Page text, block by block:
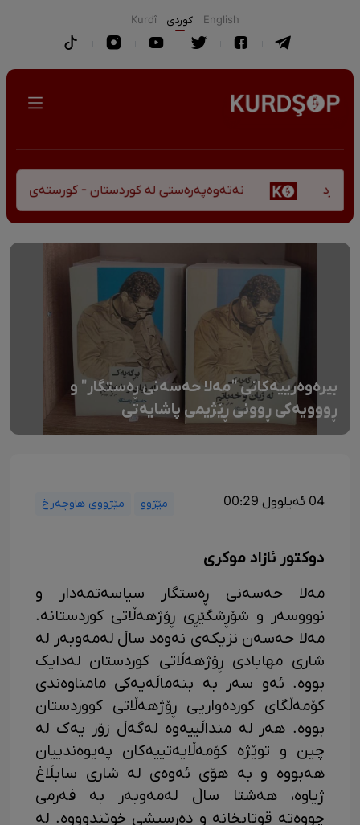
English كوردی Kurdî
نەتەوەپەرەستی لە کوردستان - کورستەی
بیرەوەرییەکانی "مەلا حەسەنی ڕەستگار" و
ڕووویەکی ڕوونی ڕێژیمی پاشایەتی
04 ئەیلوول 00:29 مێژوو مێژووی هاوچەرخ
دوکتور ئازاد موکری
مەلا حەسەنی ڕەستگار سیاسەتمەدار و
نوووسەر و شۆڕشگێڕی ڕۆژهەڵاتی کوردستانە.
مەلا حەسەن نزیکەی نەوەد ساڵ لەمەوبەر لە
شاری مهابادی ڕۆژهەڵاتی کوردستان لەدایک
بووە. ئەو سەر بە بنەماڵەیەکی مامناوەندی
کۆمەڵگای کوردەواریی ڕۆژهەڵاتی کووردستان
بووە. هەر لە منداڵییەوە لەگەڵ زۆر یەک لە
چین و توێژە کۆمەڵایەتییەکان پەیوەندییان
هەبووە و بە هۆی ئەوەی لە شاری سابڵاغ
ژیاوە، هەشتا ساڵ لەمەوبەر بە فەرمی
چووەتە قوتابخانە و دەرسیشی خوێندوووە. لە